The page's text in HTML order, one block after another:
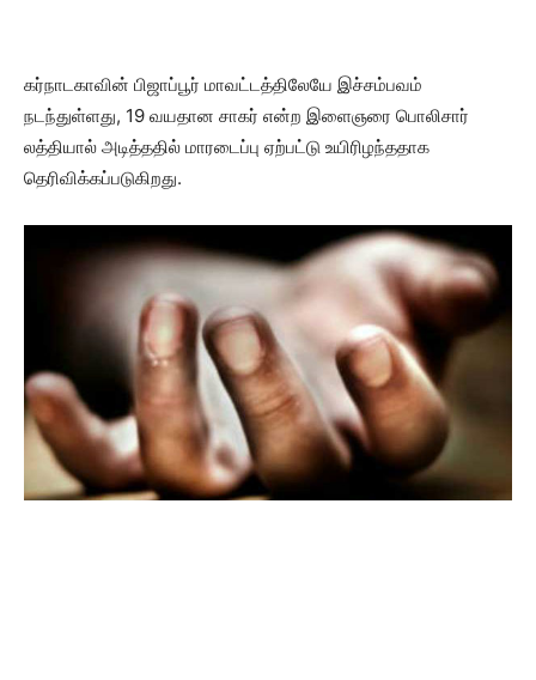
கர்நாடகாவின் பிஜாப்பூர் மாவட்டத்திலேயே இச்சம்பவம்
நடந்துள்ளது, 19 வயதான சாகர் என்ற இளைஞரை பொலிசார்
லத்தியால் அடித்ததில் மாரடைப்பு ஏற்பட்டு உயிரிழந்ததாக
தெரிவிக்கப்படுகிறது.